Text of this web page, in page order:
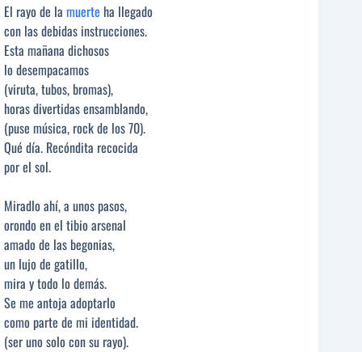
El rayo de la muerte ha llegado
con las debidas instrucciones.
Esta mañana dichosos
lo desempacamos
(viruta, tubos, bromas),
horas divertidas ensamblando,
(puse música, rock de los 70).
Qué día. Recóndita recocida
por el sol.
Miradlo ahí, a unos pasos,
orondo en el tibio arsenal
amado de las begonias,
un lujo de gatillo,
mira y todo lo demás.
Se me antoja adoptarlo
como parte de mi identidad.
(ser uno solo con su rayo).